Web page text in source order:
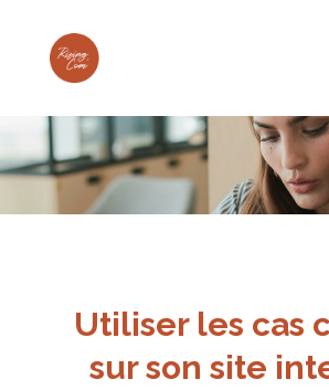
Utiliser les cas
sur son site